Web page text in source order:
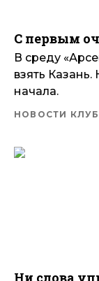
С первым
В среду
взять
начала.
НОВОСТИ
Ни слова